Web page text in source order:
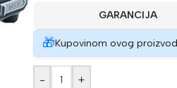
GARANCIJA
🎁Kupovinom ovog
- +